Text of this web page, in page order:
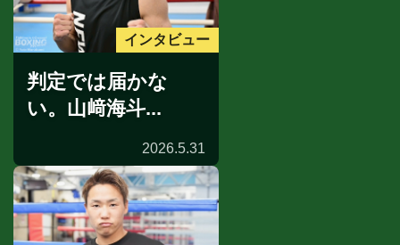
インタビュー
判定では届かな
い。山﨑海斗...
2026.5.31